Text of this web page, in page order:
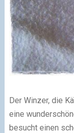
Der Winzer, die
eine
besucht einen